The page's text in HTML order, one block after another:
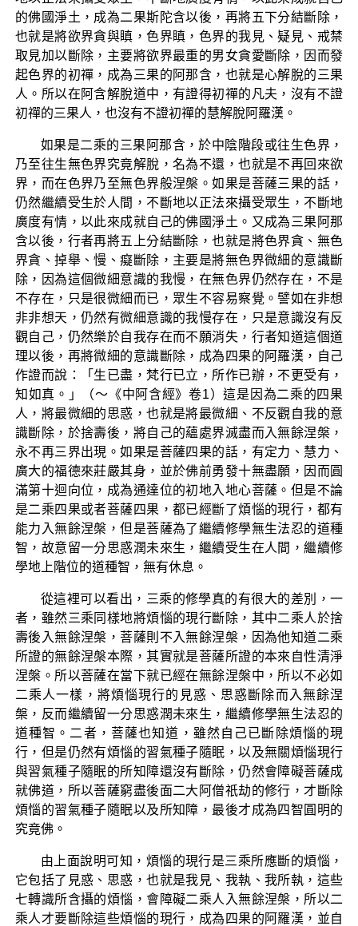
的佛國淨土，成為二果斯陀含以後，再將五下分結斷除，
也就是將欲界貪與瞋，色界瞋，色界的我見、疑見、戒禁
取見加以斷除，主要將欲界最重的男女貪愛斷除，因而發
起色界的初禪，成為三果的阿那含，也就是心解脫的三果
人。所以在阿含解脫道中，有證得初禪的凡夫，沒有不證
初禪的三果人，也沒有不證初禪的慧解脫阿羅漢。
如果是二乘的三果阿那含，於中陰階段或往生色界，
乃至往生無色界究竟解脫，名為不還，也就是不再回來欲
界，而在色界乃至無色界般涅槃。如果是菩薩三果的話，
仍然繼續受生於人間，不斷地以正法來攝受眾生，不斷地
廣度有情，以此來成就自己的佛國淨土。又成為三果阿那
含以後，行者再將五上分結斷除，也就是將色界貪、無色
界貪、掉舉、慢、癡斷除，主要是將無色界微細的意識斷
除，因為這個微細意識的我慢，在無色界仍然存在，不是
不存在，只是很微細而已，眾生不容易察覺。譬如在非想
非非想天，仍然有微細意識的我慢存在，只是意識沒有反
觀自己，仍然樂於自我存在而不願消失，行者知道這個道
理以後，再將微細的意識斷除，成為四果的阿羅漢，自己
作證而說：「生已盡，梵行已立，所作已辦，不更受有，
知如真。」（～《中阿含經》卷1）這是因為二乘的四果
人，將最微細的思惑，也就是將最微細、不反觀自我的意
識斷除，於捨壽後，將自己的蘊處界滅盡而入無餘涅槃，
永不再三界出現。如果是菩薩四果的話，有定力、慧力、
廣大的福德來莊嚴其身，並於佛前勇發十無盡願，因而圓
滿第十迴向位，成為通達位的初地入地心菩薩。但是不論
是二乘四果或者菩薩四果，都已經斷了煩惱的現行，都有
能力入無餘涅槃，但是菩薩為了繼續修學無生法忍的道種
智，故意留一分思惑潤未來生，繼續受生在人間，繼續修
學地上階位的道種智，無有休息。
從這裡可以看出，三乘的修學真的有很大的差別，一
者，雖然三乘同樣地將煩惱的現行斷除，其中二乘人於捨
壽後入無餘涅槃，菩薩則不入無餘涅槃，因為他知道二乘
所證的無餘涅槃本際，其實就是菩薩所證的本來自性清淨
涅槃。所以菩薩在當下就已經在無餘涅槃中，所以不必如
二乘人一樣，將煩惱現行的見惑、思惑斷除而入無餘涅
槃，反而繼續留一分思惑潤未來生，繼續修學無生法忍的
道種智。二者，菩薩也知道，雖然自己已斷除煩惱的現
行，但是仍然有煩惱的習氣種子隨眠，以及無關煩惱現行
與習氣種子隨眠的所知障還沒有斷除，仍然會障礙菩薩成
就佛道，所以菩薩窮盡後面二大阿僧祇劫的修行，才斷除
煩惱的習氣種子隨眠以及所知障，最後才成為四智圓明的
究竟佛。
由上面說明可知，煩惱的現行是三乘所應斷的煩惱，
它包括了見惑、思惑，也就是我見、我執、我所執，這些
七轉識所含攝的煩惱，會障礙二乘人入無餘涅槃，所以二
乘人才要斷除這些煩惱的現行，成為四果的阿羅漢，並自